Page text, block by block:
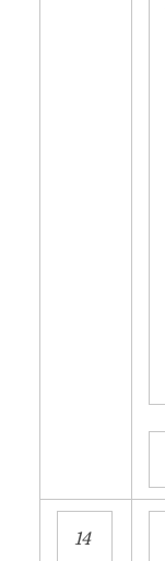
14